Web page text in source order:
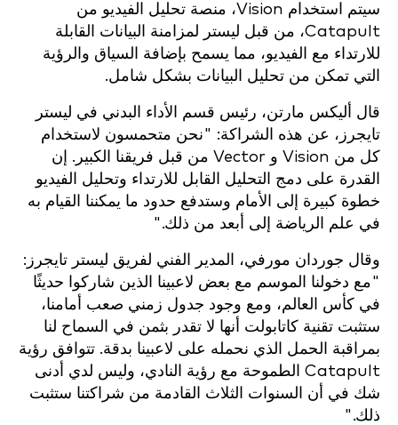
سيتم استخدام Vision، منصة تحليل الفيديو من
Catapult، من قبل ليستر لمزامنة البيانات القابلة
للارتداء مع الفيديو، مما يسمح بإضافة السياق والرؤية
التي تمكن من تحليل البيانات بشكل شامل.
قال أليكس مارتن، رئيس قسم الأداء البدني في ليستر
تايجرز، عن هذه الشراكة: "نحن متحمسون لاستخدام
كل من Vision و Vector من قبل فريقنا الكبير. إن
القدرة على دمج التحليل القابل للارتداء وتحليل الفيديو
خطوة كبيرة إلى الأمام وستدفع حدود ما يمكننا القيام به
في علم الرياضة إلى أبعد من ذلك."
وقال جوردان مورفي، المدير الفني لفريق ليستر تايجرز:
"مع دخولنا الموسم مع بعض لاعبينا الذين شاركوا حديثًا
في كأس العالم، ومع وجود جدول زمني صعب أمامنا،
ستثبت تقنية كاتابولت أنها لا تقدر بثمن في السماح لنا
بمراقبة الحمل الذي نحمله على لاعبينا بدقة. تتوافق رؤية
Catapult الطموحة مع رؤية النادي، وليس لدي أدنى
شك في أن السنوات الثلاث القادمة من شراكتنا ستثبت
ذلك."